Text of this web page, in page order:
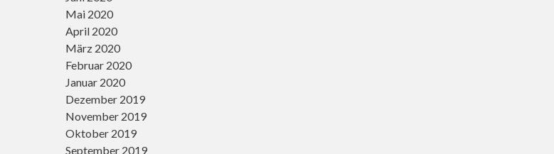
Mai 2020
April 2020
März 2020
Februar 2020
Januar 2020
Dezember 2019
November 2019
Oktober 2019
September 2019